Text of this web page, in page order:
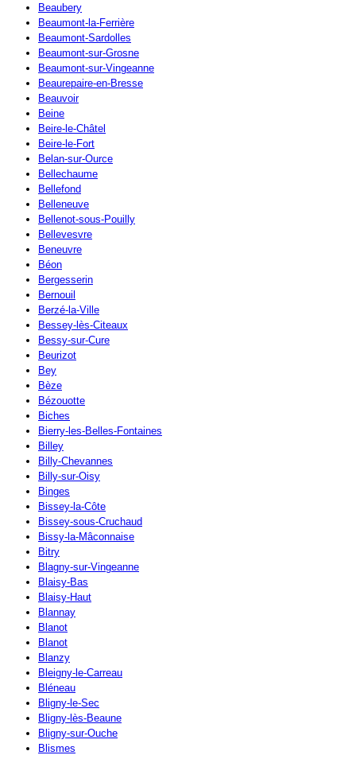
Beaubery
Beaumont-la-Ferrière
Beaumont-Sardolles
Beaumont-sur-Grosne
Beaumont-sur-Vingeanne
Beaurepaire-en-Bresse
Beauvoir
Beine
Beire-le-Châtel
Beire-le-Fort
Belan-sur-Ource
Bellechaume
Bellefond
Belleneuve
Bellenot-sous-Pouilly
Bellevesvre
Beneuvre
Béon
Bergesserin
Bernouil
Berzé-la-Ville
Bessey-lès-Citeaux
Bessy-sur-Cure
Beurizot
Bey
Bèze
Bézouotte
Biches
Bierry-les-Belles-Fontaines
Billey
Billy-Chevannes
Billy-sur-Oisy
Binges
Bissey-la-Côte
Bissey-sous-Cruchaud
Bissy-la-Mâconnaise
Bitry
Blagny-sur-Vingeanne
Blaisy-Bas
Blaisy-Haut
Blannay
Blanot
Blanot
Blanzy
Bleigny-le-Carreau
Bléneau
Bligny-le-Sec
Bligny-lès-Beaune
Bligny-sur-Ouche
Blismes